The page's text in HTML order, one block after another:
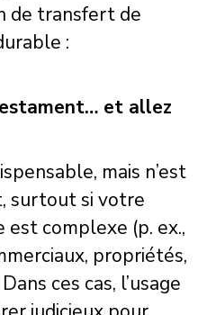
de transfert de
:
et allez
mais n’est
surtout si votre
complexe (p. ex.,
propriétés,
ces cas, l’usage